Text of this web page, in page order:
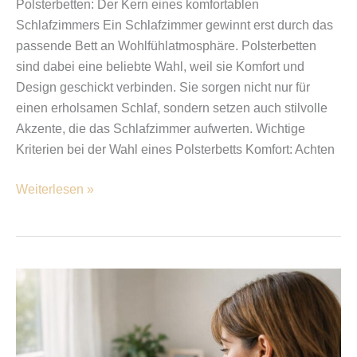
Polsterbetten: Der Kern eines komfortablen
Schlafzimmers Ein Schlafzimmer gewinnt erst durch das
passende Bett an Wohlfühlatmosphäre. Polsterbetten
sind dabei eine beliebte Wahl, weil sie Komfort und
Design geschickt verbinden. Sie sorgen nicht nur für
einen erholsamen Schlaf, sondern setzen auch stilvolle
Akzente, die das Schlafzimmer aufwerten. Wichtige
Kriterien bei der Wahl eines Polsterbetts Komfort: Achten
Weiterlesen »
Trennung
mehr
kostet